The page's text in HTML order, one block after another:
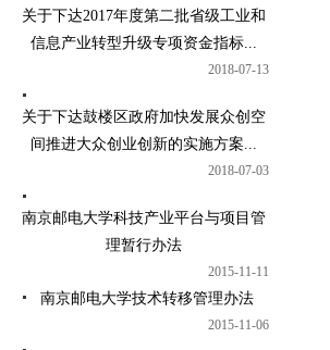
关于下达2017年度第二批省级工业和
信息产业转型升级专项资金指标...
2018-07-13
关于下达鼓楼区政府加快发展众创空
间推进大众创业创新的实施方案...
2018-07-03
南京邮电大学科技产业平台与项目管
理暂行办法
2015-11-11
南京邮电大学技术转移管理办法
2015-11-06